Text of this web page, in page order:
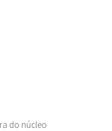
do núcleo